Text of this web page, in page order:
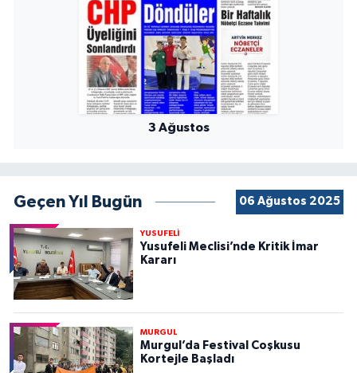
3 Ağustos
Geçen Yıl Bugün 06 Ağustos 2025
YUSUFELİ
Yusufeli Meclisi’nde Kritik İmar
Kararı
MURGUL
Murgul’da Festival Coşkusu
Kortejle Başladı